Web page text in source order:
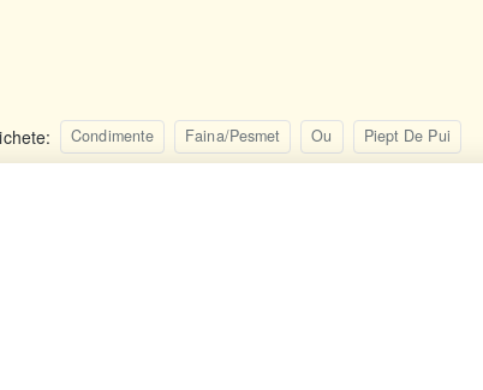
Condimente Faina/Pesmet Ou Piept De Pui